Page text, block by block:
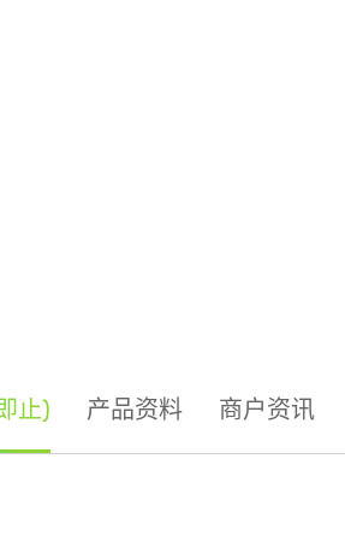
止) 产品资料 商户资讯